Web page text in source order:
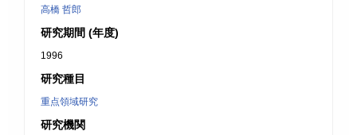
高橋 哲郎
研究期間 (年度)
1996
研究種目
重点領域研究
研究機関